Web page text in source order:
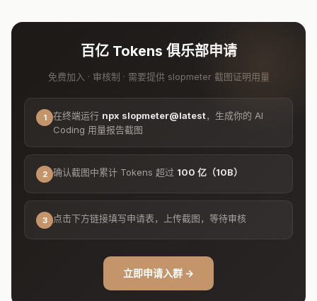
百亿 Tokens 俱乐部申请
免费加入 · 审核制 · 需要提供 slopmeter 截图证明用量
1 在终端运行 npx slopmeter@latest，生成你的 AI
Coding 用量报告截图
2 确认截图中累计 Tokens 超过 100 亿（10B）
3 点击下方链接填写申请表，上传截图，等待审核
立即申请入群 →